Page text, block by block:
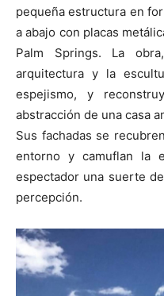
pequeña estructura en
a abajo con placas
Palm Springs. La
arquitectura y la
espejismo, y
abstracción de una casa
Sus fachadas se
entorno y camuflan la
espectador una suerte
percepción.